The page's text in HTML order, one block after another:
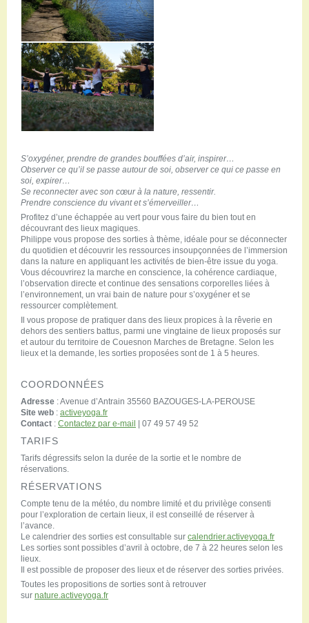
S’oxygéner, prendre de grandes bouffées d’air, inspirer…
Observer ce qu’il se passe autour de soi, observer ce qui ce passe en
soi, expirer…
Se reconnecter avec son cœur à la nature, ressentir.
Prendre conscience du vivant et s’émerveiller…
Profitez d’une échappée au vert pour vous faire du bien tout en
découvrant des lieux magiques.
Philippe vous propose des sorties à thème, idéale pour se déconnecter
du quotidien et découvrir les ressources insoupçonnées de l’immersion
dans la nature en appliquant les activités de bien-être issue du yoga.
Vous découvrirez la marche en conscience, la cohérence cardiaque,
l’observation directe et continue des sensations corporelles liées à
l’environnement, un vrai bain de nature pour s’oxygéner et se
ressourcer complètement.
Il vous propose de pratiquer dans des lieux propices à la rêverie en
dehors des sentiers battus, parmi une vingtaine de lieux proposés sur
et autour du territoire de Couesnon Marches de Bretagne. Selon les
lieux et la demande, les sorties proposées sont de 1 à 5 heures.
COORDONNÉES
Adresse : Avenue d’Antrain 35560 BAZOUGES-LA-PEROUSE
Site web : activeyoga.fr
Contact : Contactez par e-mail | 07 49 57 49 52
TARIFS
Tarifs dégressifs selon la durée de la sortie et le nombre de
réservations.
RÉSERVATIONS
Compte tenu de la météo, du nombre limité et du privilège consenti
pour l’exploration de certain lieux, il est conseillé de réserver à
l’avance.
Le calendrier des sorties est consultable sur calendrier.activeyoga.fr
Les sorties sont possibles d’avril à octobre, de 7 à 22 heures selon les
lieux.
Il est possible de proposer des lieux et de réserver des sorties privées.
Toutes les propositions de sorties sont à retrouver
sur nature.activeyoga.fr